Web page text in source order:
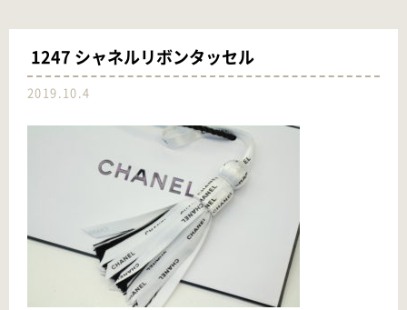
1247 シャネルリボンタッセル
2019.10.4